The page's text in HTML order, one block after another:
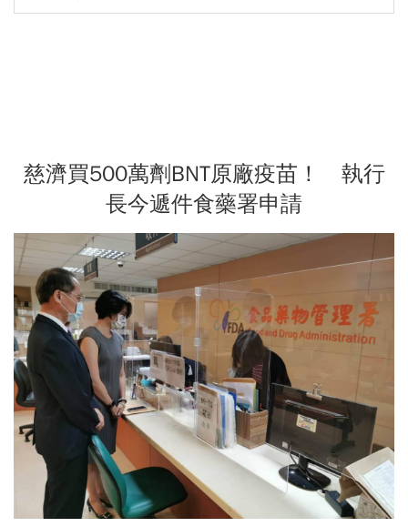
慈濟買500萬劑BNT原廠疫苗！ 執行
長今遞件食藥署申請